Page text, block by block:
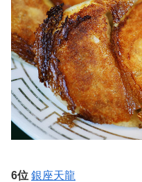
6位 銀座天龍